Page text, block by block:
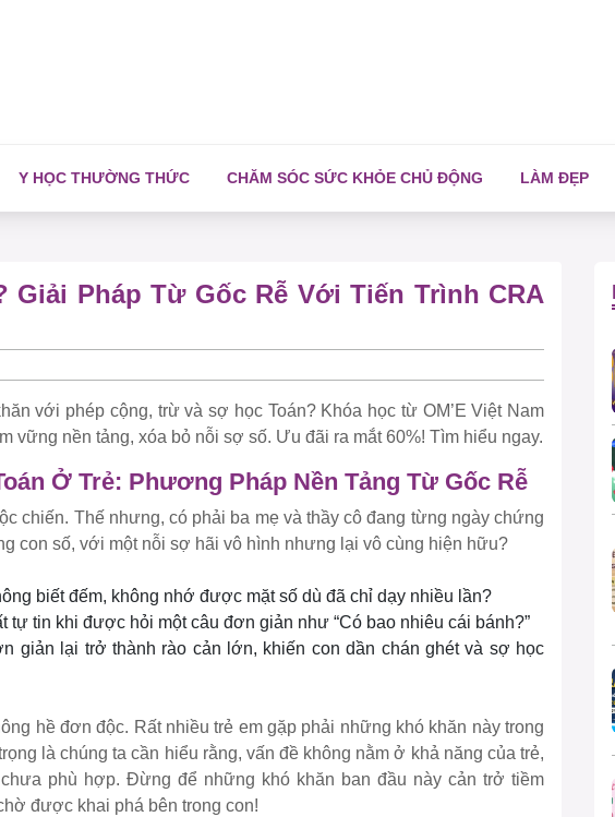
Y HỌC THƯỜNG THỨC CHĂM SÓC SỨC KHỎE CHỦ ĐỘNG LÀM ĐẸP
Giải Pháp Từ Gốc Rễ Với Tiến Trình CRA
với phép cộng, trừ và sợ học Toán? Khóa học từ OM’E Việt Nam
vững nền tảng, xóa bỏ nỗi sợ số. Ưu đãi ra mắt 60%! Tìm hiểu ngay.
Ở Trẻ: Phương Pháp Nền Tảng Từ Gốc Rễ
chiến. Thế nhưng, có phải ba mẹ và thầy cô đang từng ngày chứng
con số, với một nỗi sợ hãi vô hình nhưng lại vô cùng hiện hữu?
biết đếm, không nhớ được mặt số dù đã chỉ dạy nhiều lần?
tự tin khi được hỏi một câu đơn giản như “Có bao nhiêu cái bánh?”
giản lại trở thành rào cản lớn, khiến con dần chán ghét và sợ học
hề đơn độc. Rất nhiều trẻ em gặp phải những khó khăn này trong
là chúng ta cần hiểu rằng, vấn đề không nằm ở khả năng của trẻ,
phù hợp. Đừng để những khó khăn ban đầu này cản trở tiềm
được khai phá bên trong con!